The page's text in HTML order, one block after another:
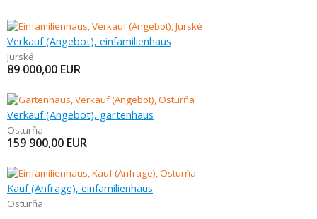
Verkauf (Angebot), einfamilienhaus
Jurské
89 000,00 EUR
Verkauf (Angebot), gartenhaus
Osturňa
159 900,00 EUR
Kauf (Anfrage), einfamilienhaus
Osturňa